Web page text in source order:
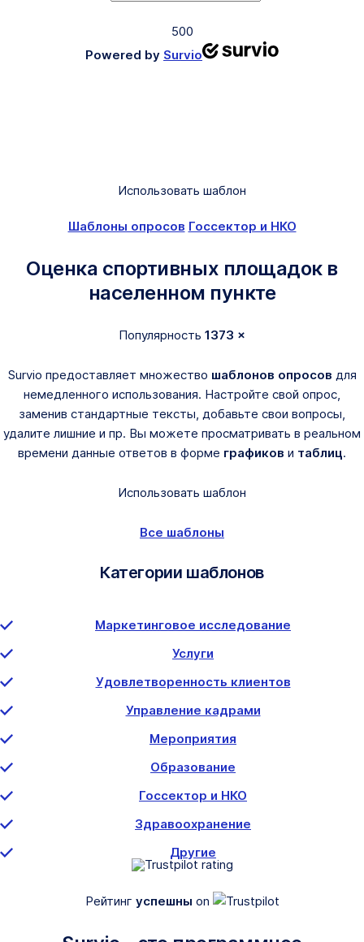
500
Powered by Survio
Использовать шаблон
Шаблоны опросов Госсектор и НКО
Оценка спортивных площадок в
населенном пункте
Популярность 1373 ×
Survio предоставляет множество шаблонов опросов для
немедленного использования. Настройте свой опрос,
заменив стандартные тексты, добавьте свои вопросы,
удалите лишние и пр. Вы можете просматривать в реальном
времени данные ответов в форме графиков и таблиц.
Использовать шаблон
Все шаблоны
Категории шаблонов
Маркетинговое исследование
Услуги
Удовлетворенность клиентов
Управление кадрами
Мероприятия
Образование
Госсектор и НКО
Здравоохранение
Другие
Рейтинг успешны on